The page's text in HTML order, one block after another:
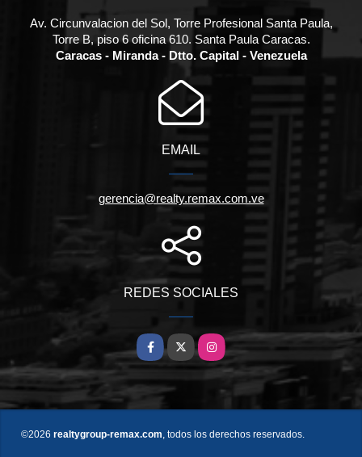
Av. Circunvalacion del Sol, Torre Profesional Santa Paula,
Torre B, piso 6 oficina 610. Santa Paula Caracas.
Caracas - Miranda - Dtto. Capital - Venezuela
EMAIL
gerencia@realty.remax.com.ve
REDES SOCIALES
Facebook
X Instagram
©2026 realtygroup-remax.com, todos los derechos reservados.